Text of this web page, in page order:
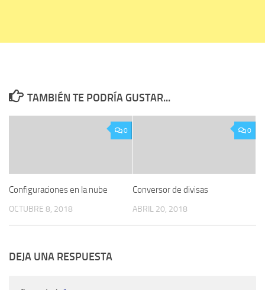
TAMBIÉN TE PODRÍA GUSTAR...
0
Configuraciones en la nube
OCTUBRE 8, 2018
0
Conversor de divisas
ABRIL 20, 2018
DEJA UNA RESPUESTA